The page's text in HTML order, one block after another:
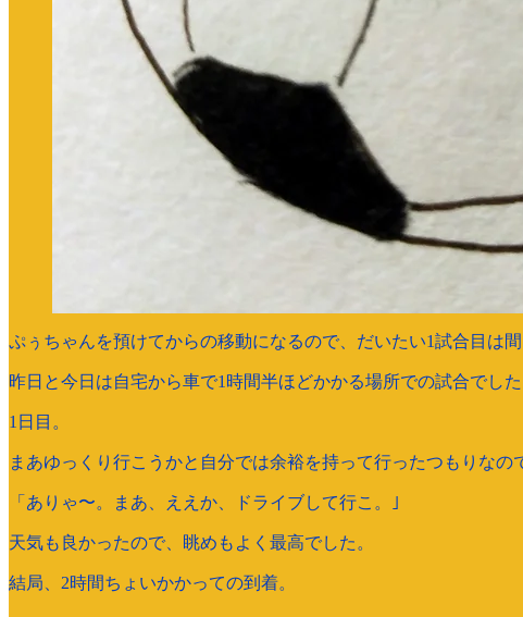
ぷぅちゃんを預けてからの移動になるので、だいたい1試合目は
昨日と今日は自宅から車で1時間半ほどかかる場所での試合でした
1日目。
まあゆっくり行こうかと自分では余裕を持って行ったつもりな
「ありゃ〜。まあ、ええか、ドライブして行こ。｣
天気も良かったので、眺めもよく最高でした。
結局、2時間ちょいかかっての到着。